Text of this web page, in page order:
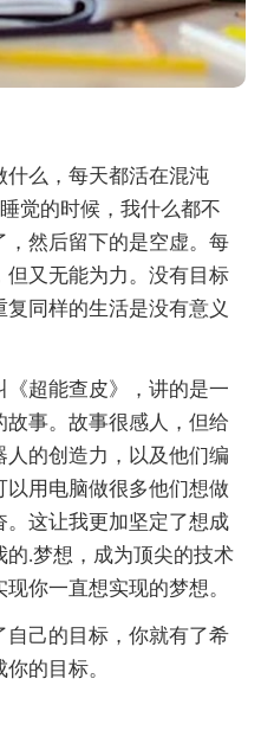
么，每天都活在混沌
觉的时候，我什么都不
然后留下的是空虚。每
又无能为力。没有目标
同样的生活是没有意义
超能查皮》，讲的是一
事。故事很感人，但给
的创造力，以及他们编
用电脑做很多他们想做
这让我更加坚定了想成
.梦想，成为顶尖的技术
你一直想实现的梦想。
己的目标，你就有了希
的目标。